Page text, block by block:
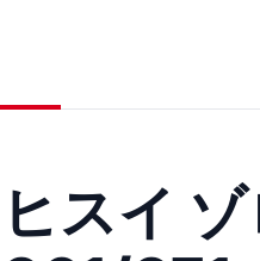
ヒスイ